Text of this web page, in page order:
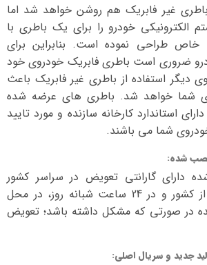
غیر فابریک هم روشن خواهد شد اما
الکترونیکی خودرو را برای یک باطری با
طراحی نموده است. بنابراین برای
ضروری است باطری فابریک خودروی خود
دیگر استفاده از باطری غیر فابریک باعث
شما خواهد شد. باطری های عرضه شده
استاندارد کارخانه سازنده و مورد تایید
شما می باشند.
شده:
دارای گارانتی تعویض در سراسر کشور
هستند. در هر نقطه از کشور و در 24 ساعت شبانه روز، در محل
در صورتی که مشکل داشته باشد؛ تعویض
جدید و سریال اصلی: